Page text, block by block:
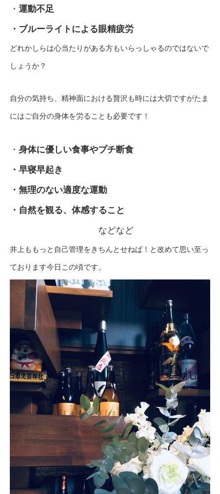
・ 運動不足
・ブルーライトによる眼精疲労
どれかしらは心当たりがある方もいらっしゃるのではないで
しょうか？
自分の気持ち、精神面における贅沢も時には大切ですがたま
にはご自分の身体を労ることも必要です！
・ 身体に優しい食事やプチ断食
・早寝早起き
・無理のない適度な運動
・自然を観る、体感すること
などなど
井上ももっと自己管理をきちんとせねば！と改めて思い至っ
ております今日この頃です。